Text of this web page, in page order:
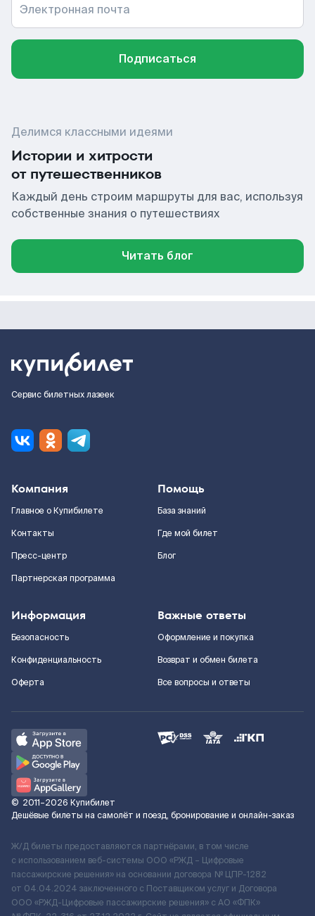
Электронная почта
Подписаться
Делимся классными идеями
Истории и хитрости
от путешественников
Каждый день строим маршруты для вас, используя
собственные знания о путешествиях
Читать блог
Сервис билетных лазеек
Компания
Главное о Купибилете
Контакты
Пресс-центр
Партнерская программа
Помощь
База знаний
Где мой билет
Блог
Информация
Безопасность
Конфиденциальность
Оферта
Важные ответы
Оформление и покупка
Возврат и обмен билета
Все вопросы и ответы
© 2011–2026 Купибилет
Дешёвые билеты на самолёт и поезд, бронирование и онлайн-заказ
Ж/Д билеты предоставляются партнёрами, в том числе
с использованием веб-системы ООО «РЖД – Цифровые
пассажирские решения» на основании договора № ЦПР-1282
от 04.04.2024 заключенного с Поставщиком услуг и Договора
ООО «РЖД-Цифровые пассажирские решения» c АО «ФПК»